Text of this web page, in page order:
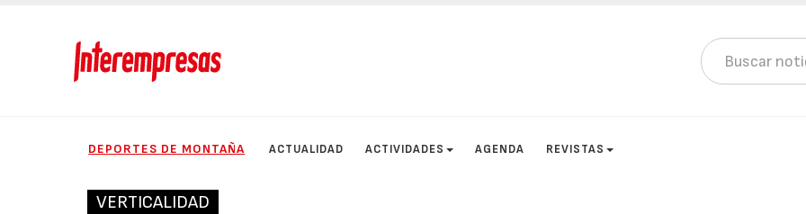
DEPORTES DE MONTAÑA ACTUALIDAD ACTIVIDADES AGENDA REVISTAS
VERTICALIDAD